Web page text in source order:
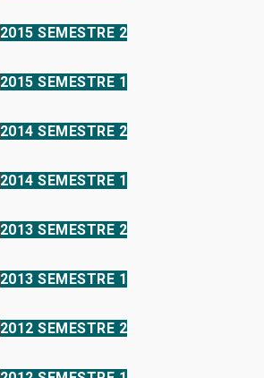
2015 SEMESTRE 2
2015 SEMESTRE 1
2014 SEMESTRE 2
2014 SEMESTRE 1
2013 SEMESTRE 2
2013 SEMESTRE 1
2012 SEMESTRE 2